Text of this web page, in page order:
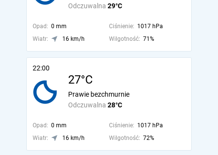
Odczuwalna 29°C
Opad: 0 mm Ciśnienie: 1017 hPa
Wiatr:
16 km/h Wilgotność: 71%
22:00
27°C
Odczuwalna 28°C
Prawie bezchmurnie
Opad: 0 mm Ciśnienie: 1017 hPa
Wiatr:
16 km/h Wilgotność: 72%